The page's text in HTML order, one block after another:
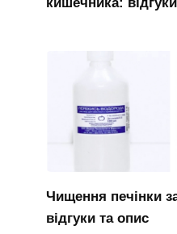
Чищення печінки
відгуки та опис